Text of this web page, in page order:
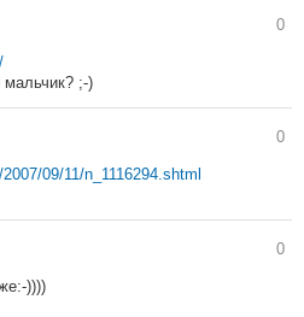
0
;-)
0
09/11/n_1116294.shtml
0
))))